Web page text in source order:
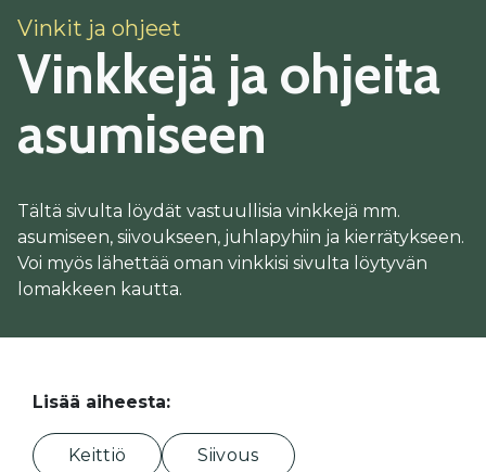
Vinkit ja ohjeet
Vinkkejä ja ohjeita
asumiseen
Tältä sivulta löydät vastuullisia vinkkejä mm.
asumiseen, siivoukseen, juhlapyhiin ja kierrätykseen.
Voi myös lähettää oman vinkkisi sivulta löytyvän
lomakkeen kautta.
Lisää aiheesta:
Keittiö Siivous